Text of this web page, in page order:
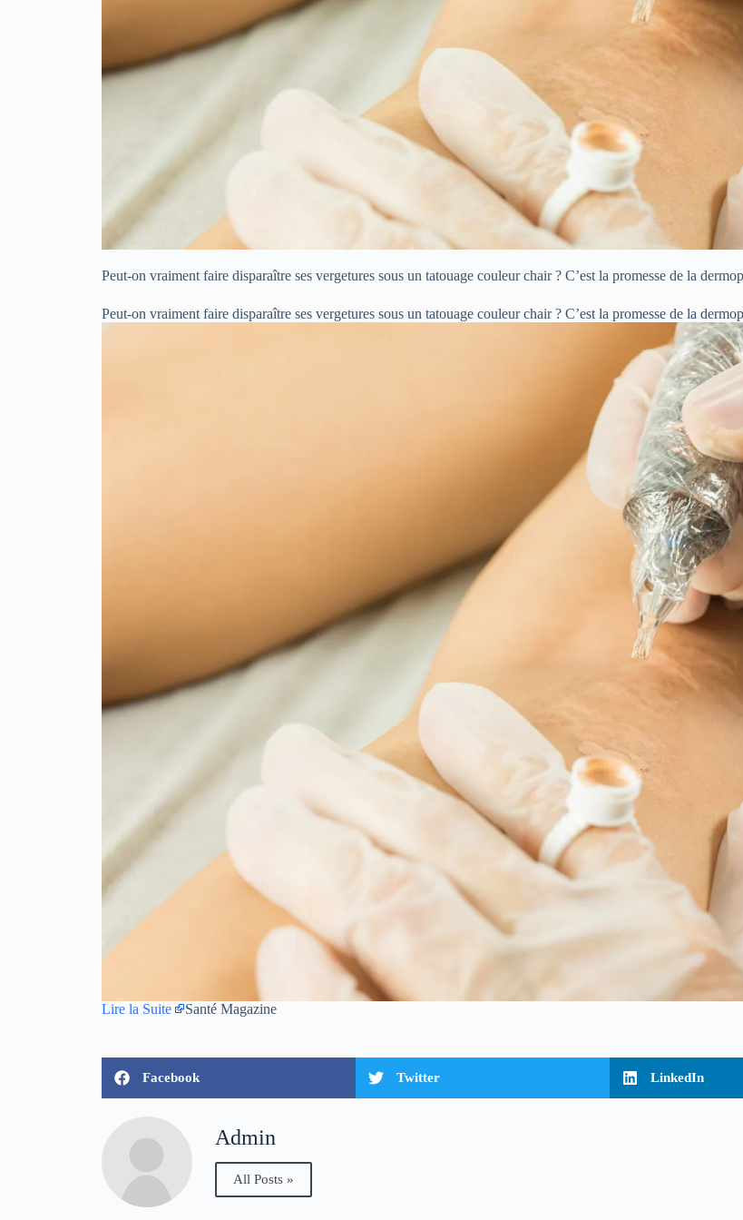
Peut-on vraiment faire disparaître ses vergetures sous un tatouage couleur chair ? C’est la promesse de la
Peut-on vraiment faire disparaître ses vergetures sous un tatouage couleur chair ? C’est la promesse de la
Lire la Suite Santé Magazine
Facebook Twitter LinkedIn
Admin
All Posts »